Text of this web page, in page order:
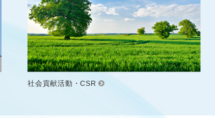
社会貢献活動・CSR